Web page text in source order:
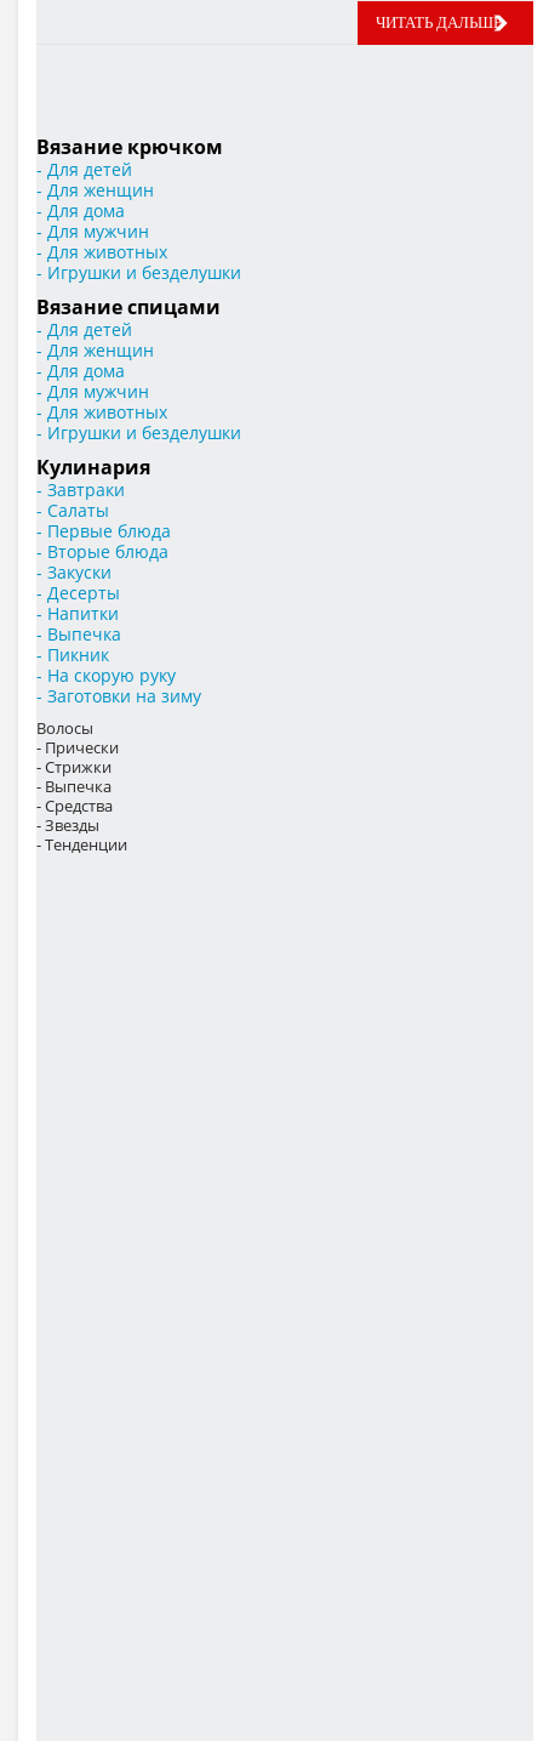
ЧИТАТЬ ДАЛЬШЕ
Вязание крючком
- Для детей
- Для женщин
- Для дома
- Для мужчин
- Для животных
- Игрушки и безделушки
Вязание спицами
- Для детей
- Для женщин
- Для дома
- Для мужчин
- Для животных
- Игрушки и безделушки
Кулинария
- Завтраки
- Салаты
- Первые блюда
- Вторые блюда
- Закуски
- Десерты
- Напитки
- Выпечка
- Пикник
- На скорую руку
- Заготовки на зиму
Волосы
- Прически
- Стрижки
- Выпечка
- Средства
- Звезды
- Тенденции